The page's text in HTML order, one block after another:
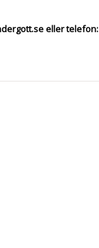
eller telefon: